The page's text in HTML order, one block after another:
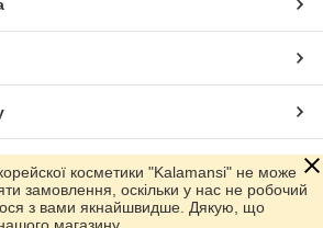
Prom.ua
косметики "Kalamansi" не може
замовлення, оскільки у нас не робочий
з вами якнайшвидше. Дякую, що